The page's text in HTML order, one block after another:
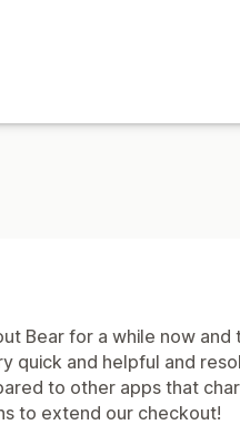
Bear for a while now
quick and helpful and
to other apps that
to extend our checkout!